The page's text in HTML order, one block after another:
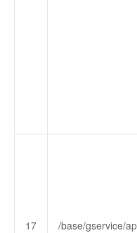
17 /base/gservice/